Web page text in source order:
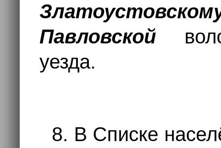
Павловской
уезда.
8. В Списке